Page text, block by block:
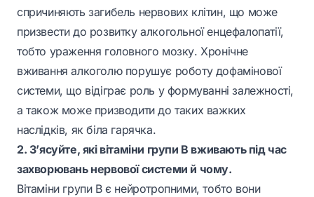
спричиняють загибель нервових клітин, що може
призвести до розвитку алкогольної енцефалопатії,
тобто ураження головного мозку. Хронічне
вживання алкоголю порушує роботу дофамінової
системи, що відіграє роль у формуванні залежності,
а також може призводити до таких важких
наслідків, як біла гарячка.
2. З’ясуйте, які вітаміни групи В вживають під час
захворювань нервової системи й чому.
Вітаміни групи В є нейротропними, тобто вони